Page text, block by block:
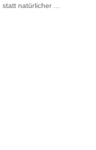
statt natürlicher ...